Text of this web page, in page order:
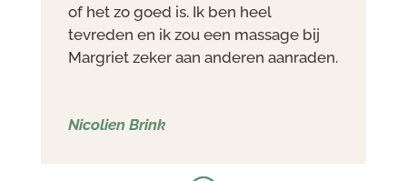
of het zo goed is. Ik ben heel
tevreden en ik zou een massage bij
Margriet zeker aan anderen aanraden.
Nicolien Brink